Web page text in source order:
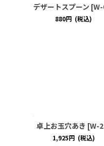
デザートスプーン [
880円 (税込)
卓上お玉穴あき [W-
1,925円 (税込)